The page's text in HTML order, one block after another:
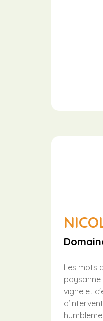
Les mots
vigne et